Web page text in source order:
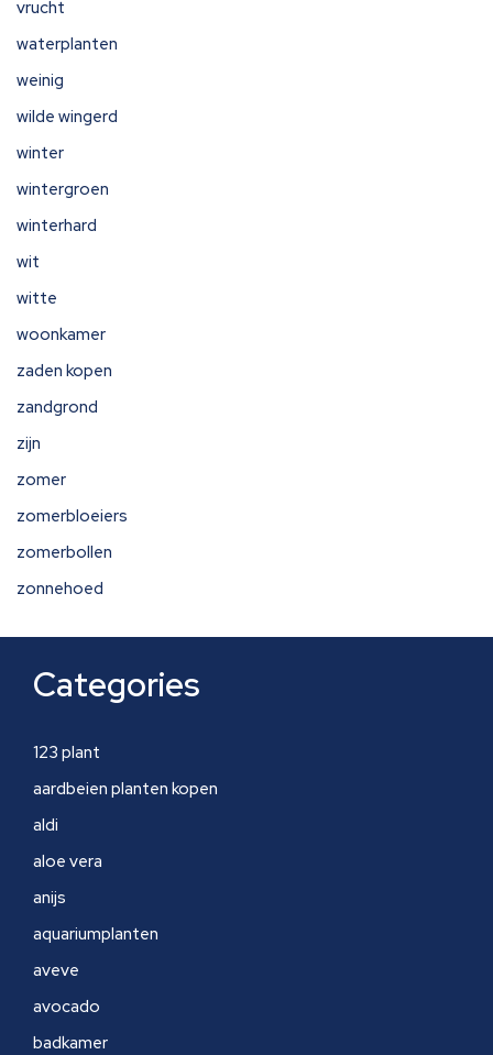
vrucht
waterplanten
weinig
wilde wingerd
winter
wintergroen
winterhard
wit
witte
woonkamer
zaden kopen
zandgrond
zijn
zomer
zomerbloeiers
zomerbollen
zonnehoed
Categories
123 plant
aardbeien planten kopen
aldi
aloe vera
anijs
aquariumplanten
aveve
avocado
badkamer